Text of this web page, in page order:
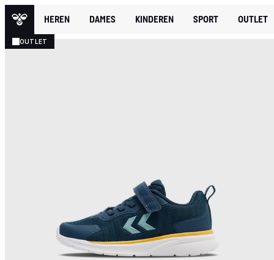
HEREN DAMES KINDEREN SPORT OUTLET
OUTLET